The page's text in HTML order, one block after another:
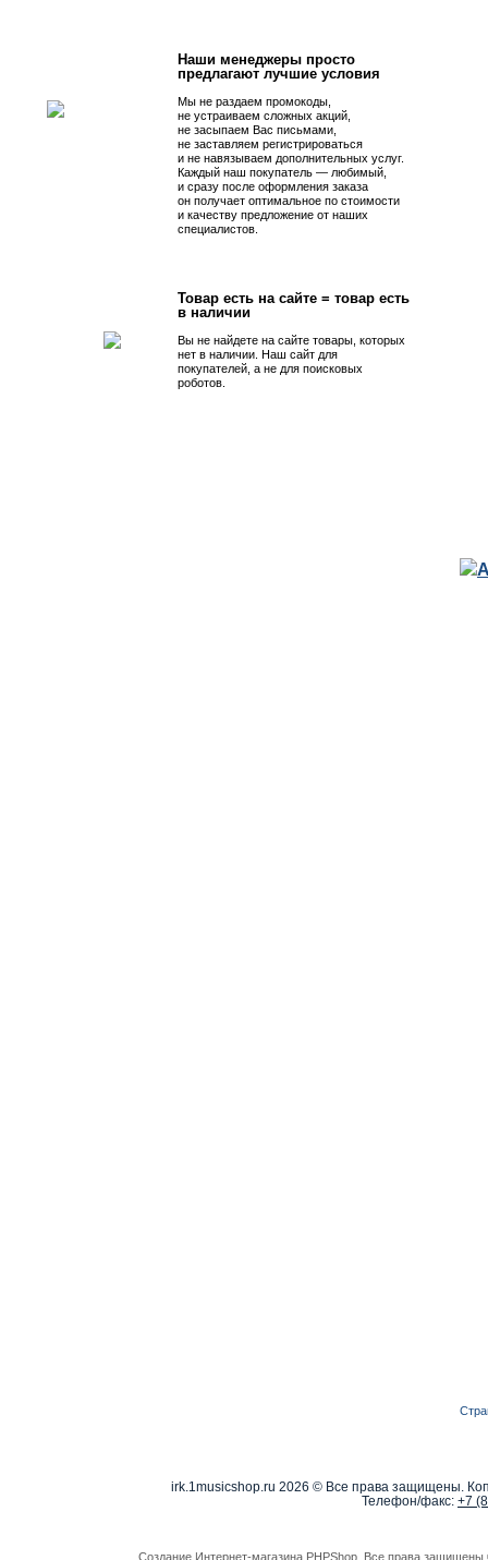
Наши менеджеры просто
предлагают лучшие условия
Мы не раздаем промокоды,
не устраиваем сложных акций,
не засыпаем Вас письмами,
не заставляем регистрироваться
и не навязываем дополнительных услуг.
Каждый наш покупатель — любимый,
и сразу после оформления заказа
он получает оптимальное по стоимости
и качеству предложение от наших
специалистов.
Товар есть на сайте = товар есть
в наличии
Вы не найдете на сайте товары, которых
нет в наличии. Наш сайт для
покупателей, а не для поисковых
роботов.
irk.1musicshop.ru 2026 © Все права защищены.
Телефон/факс: +7
Создание Интернет-магазина PHPShop . Все права защищены